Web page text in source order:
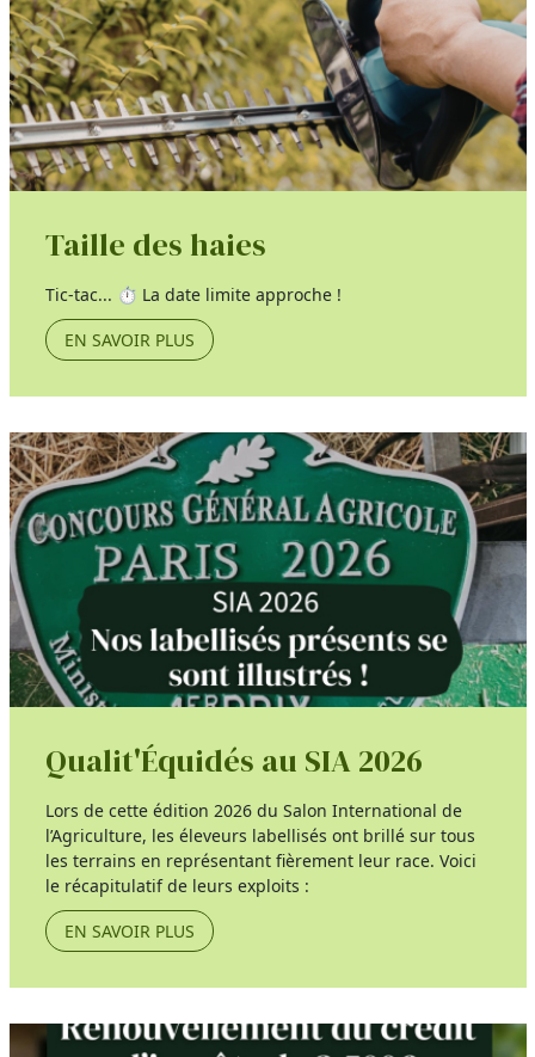
Taille des haies
Tic-tac... ⏱️ La date limite approche !
EN SAVOIR PLUS
Qualit'Équidés au SIA 2026
Lors de cette édition 2026 du Salon International de
l’Agriculture, les éleveurs labellisés ont brillé sur tous
les terrains en représentant fièrement leur race. Voici
le récapitulatif de leurs exploits :
EN SAVOIR PLUS